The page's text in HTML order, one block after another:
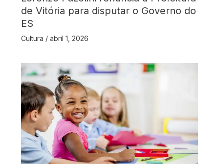
de Vitória para disputar o Governo do
ES
Cultura / abril 1, 2026